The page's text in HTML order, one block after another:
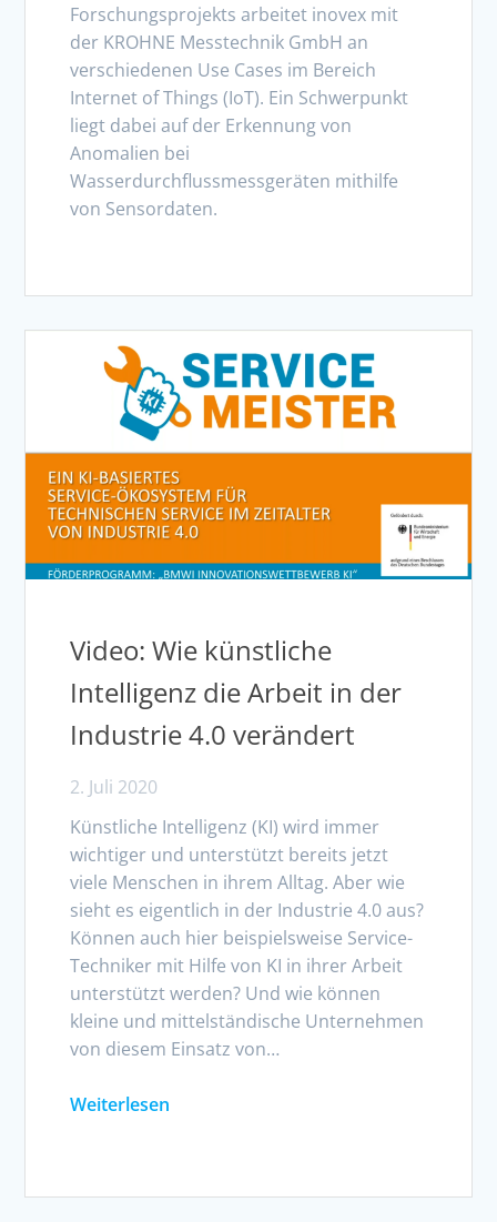
Forschungsprojekts arbeitet inovex mit
der KROHNE Messtechnik GmbH an
verschiedenen Use Cases im Bereich
Internet of Things (IoT). Ein Schwerpunkt
liegt dabei auf der Erkennung von
Anomalien bei
Wasserdurchflussmessgeräten mithilfe
von Sensordaten.
Video: Wie künstliche
Intelligenz die Arbeit in der
Industrie 4.0 verändert
2. Juli 2020
Künstliche Intelligenz (KI) wird immer
wichtiger und unterstützt bereits jetzt
viele Menschen in ihrem Alltag. Aber wie
sieht es eigentlich in der Industrie 4.0 aus?
Können auch hier beispielsweise Service-
Techniker mit Hilfe von KI in ihrer Arbeit
unterstützt werden? Und wie können
kleine und mittelständische Unternehmen
von diesem Einsatz von…
Weiterlesen